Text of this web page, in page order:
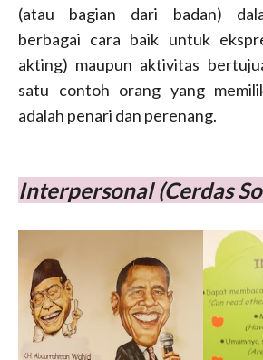
(atau bagian dari badan)
berbagai cara baik untuk
akting) maupun aktivitas
satu contoh orang yang
adalah penari dan perenang.
Interpersonal (Cerdas